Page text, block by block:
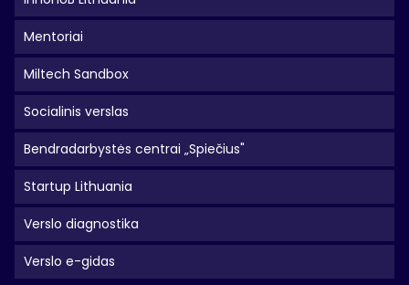
Mentoriai
Miltech Sandbox
Socialinis verslas
Bendradarbystės centrai „Spiečius"
Startup Lithuania
Verslo diagnostika
Verslo e-gidas